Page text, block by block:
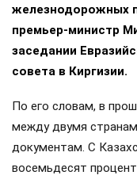
железнодорожных
премьер-министр
заседании
совета в Киргизии.
По его словам, в
между двумя
документам. С
восемьдесят